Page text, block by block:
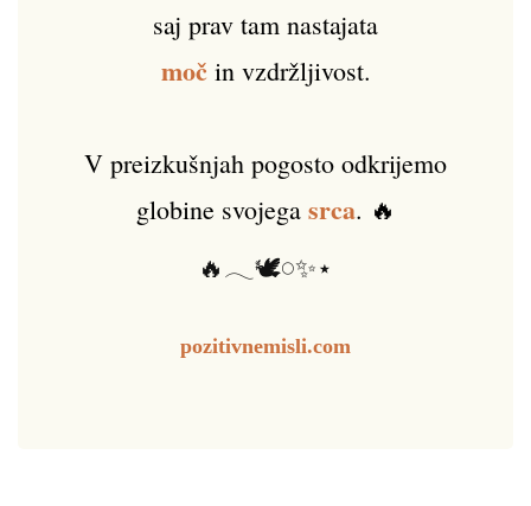
saj prav tam nastajata
močin vzdržljivost.
V preizkušnjah pogosto odkrijemo
globine svojega srca. 🔥
🔥𓂃🕊️𓏸✨⋆
pozitivnemisli.com